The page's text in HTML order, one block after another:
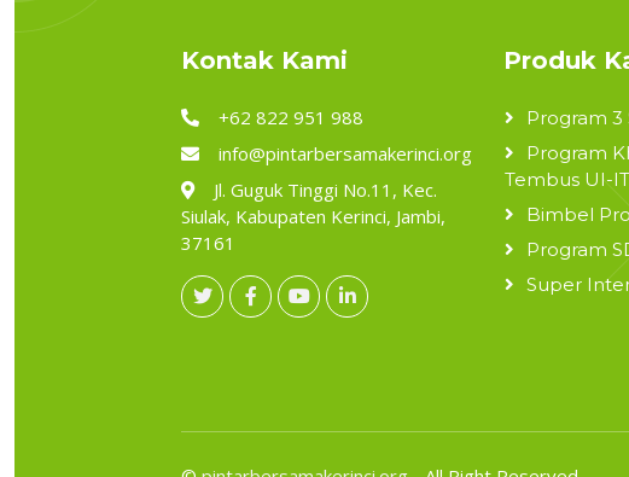
Kontak Kami
+62 822 951 988
info@pintarbersamakerinci.org
Jl. Guguk Tinggi No.11, Kec.
Siulak, Kabupaten Kerinci, Jambi,
37161
Produk
Program 3
Program
Tembus UI-
Bimbel
Program
Super